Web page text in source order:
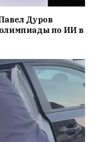
Дуров
по ИИ в